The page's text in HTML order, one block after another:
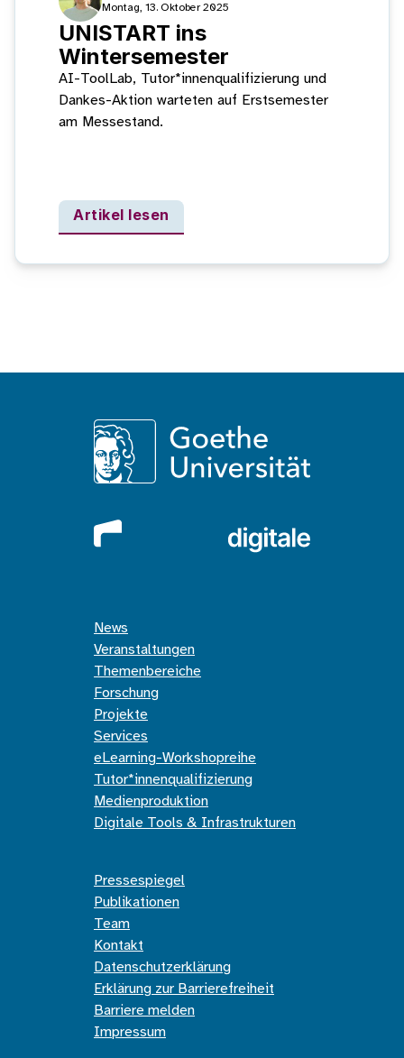
Montag, 13. Oktober 2025
UNISTART ins
Wintersemester
AI-ToolLab, Tutor*innenqualifizierung und
Dankes-Aktion warteten auf Erstsemester
am Messestand.
Artikel lesen
News
Veranstaltungen
Themenbereiche
Forschung
Projekte
Services
eLearning-Workshopreihe
Tutor*innenqualifizierung
Medienproduktion
Digitale Tools & Infrastrukturen
Pressespiegel
Publikationen
Team
Kontakt
Datenschutzerklärung
Erklärung zur Barrierefreiheit
Barriere melden
Impressum